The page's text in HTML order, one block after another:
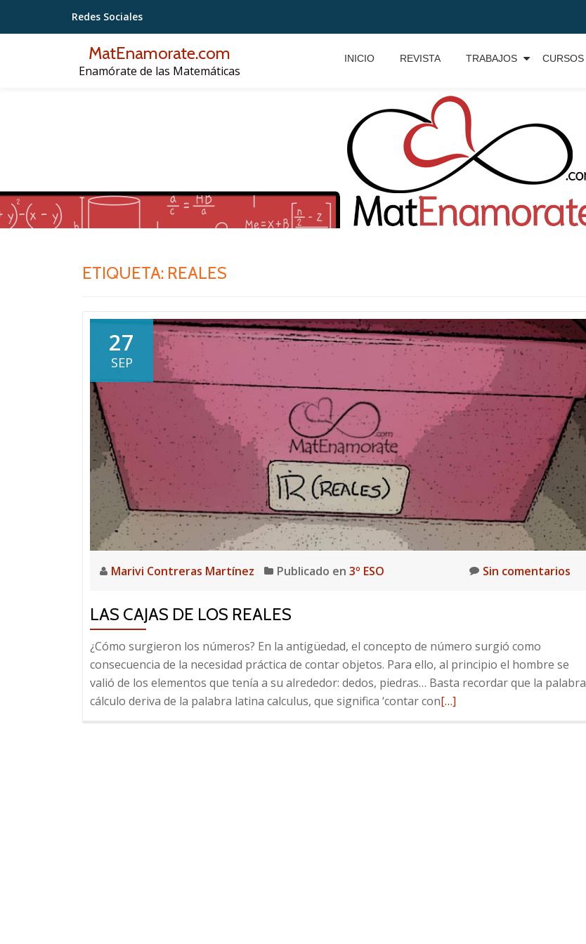
Saltar
Redes Sociales
MatEnamorate.com
Enamórate de las Matemáticas
INICIO REVISTA TRABAJOS CURSOS
ETIQUETA: REALES
27
SEP
Marivi Contreras Martínez Publicado en 3º ESO Sin comentarios
LAS CAJAS DE LOS REALES
¿Cómo surgieron los números? En la antigüedad, el concepto de número surgió como
consecuencia de la necesidad práctica de contar objetos. Para ello, al principio el hombre se
valió de los elementos que tenía a su alrededor: dedos, piedras… Basta recordar que la palabra
cálculo deriva de la palabra latina calculus, que significa ‘contar conLeer
[…]